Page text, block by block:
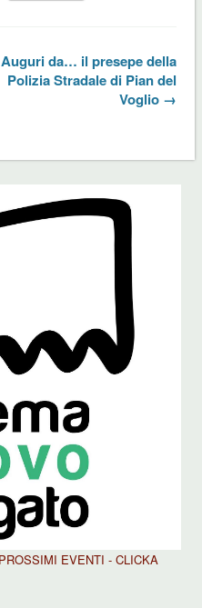
Auguri da… il presepe della
Polizia Stradale di Pian del
Voglio →
EVENTI - CLICKA